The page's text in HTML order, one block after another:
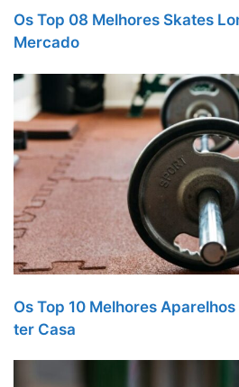
Os Top 08 Melhores Skates
Mercado
Os Top 10 Melhores
ter Casa